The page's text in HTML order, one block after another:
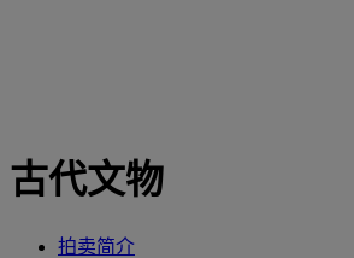
古代文物
拍卖简介